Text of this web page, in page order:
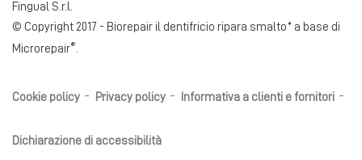
Fingual S.r.l.
© Copyright 2017 - Biorepair il dentifricio ripara smalto* a base di
Microrepair®.
Cookie policy Privacy policy Informativa a clienti e fornitori
Dichiarazione di accessibilità